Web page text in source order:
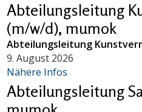
Abteilungsleitung
(m/w/d), mumok
Abteilungsleitung
9. August 2026
Nähere Infos
Abteilungsleitung